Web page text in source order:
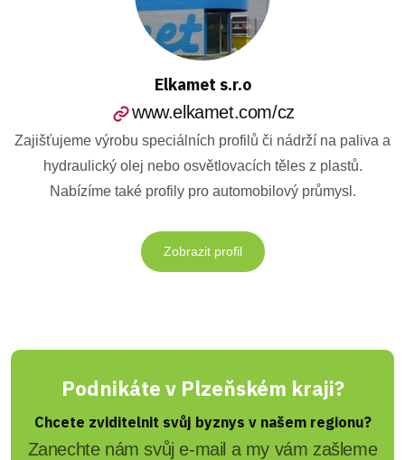
Elkamet s.r.o
www.elkamet.com/cz
Zajišťujeme výrobu speciálních profilů či nádrží na paliva a
hydraulický olej nebo osvětlovacích těles z plastů.
Nabízíme také profily pro automobilový průmysl.
Zobrazit profil
Podnikáte v Plzeňském kraji?
Chcete zviditelnit svůj byznys v našem regionu?
Zanechte nám svůj e-mail a my vám zašleme